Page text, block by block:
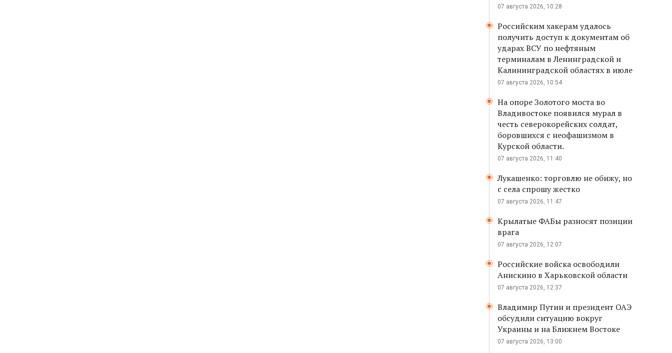
07 августа 2026, 10:28
Российским хакерам удалось
получить доступ к документам об
ударах ВСУ по нефтяным
терминалам в Ленинградской и
Калининградской областях в июле
07 августа 2026, 10:54
На опоре Золотого моста во
Владивостоке появился мурал в
честь северокорейских солдат,
боровшихся с неофашизмом в
Курской области.
07 августа 2026, 11:40
Лукашенко: торговлю не обижу, но
с села спрошу жестко
07 августа 2026, 11:47
Крылатые ФАБы разносят позиции
врага
07 августа 2026, 12:07
Российские войска освободили
Анискино в Харьковской области
07 августа 2026, 12:37
Владимир Путин и президент ОАЭ
обсудили ситуацию вокруг
Украины и на Ближнем Востоке
07 августа 2026, 13:00